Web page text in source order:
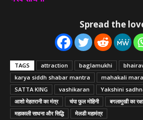
Spread the
TAGS attraction baglamukhi
karya siddh shabar mantra
mahakali
SATTA KING
vashikaran Yakshini
आशो मेहतरानी का मंत्र
चंपा फुल मोहिनी
बगलामुखी का
महाकाली साधना और सिद्धि
मेलडी महामंत्र